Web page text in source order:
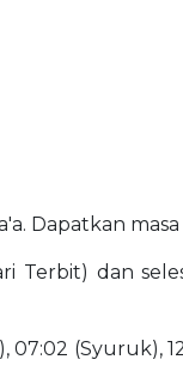
Dapatkan
dan
(Syuruk),